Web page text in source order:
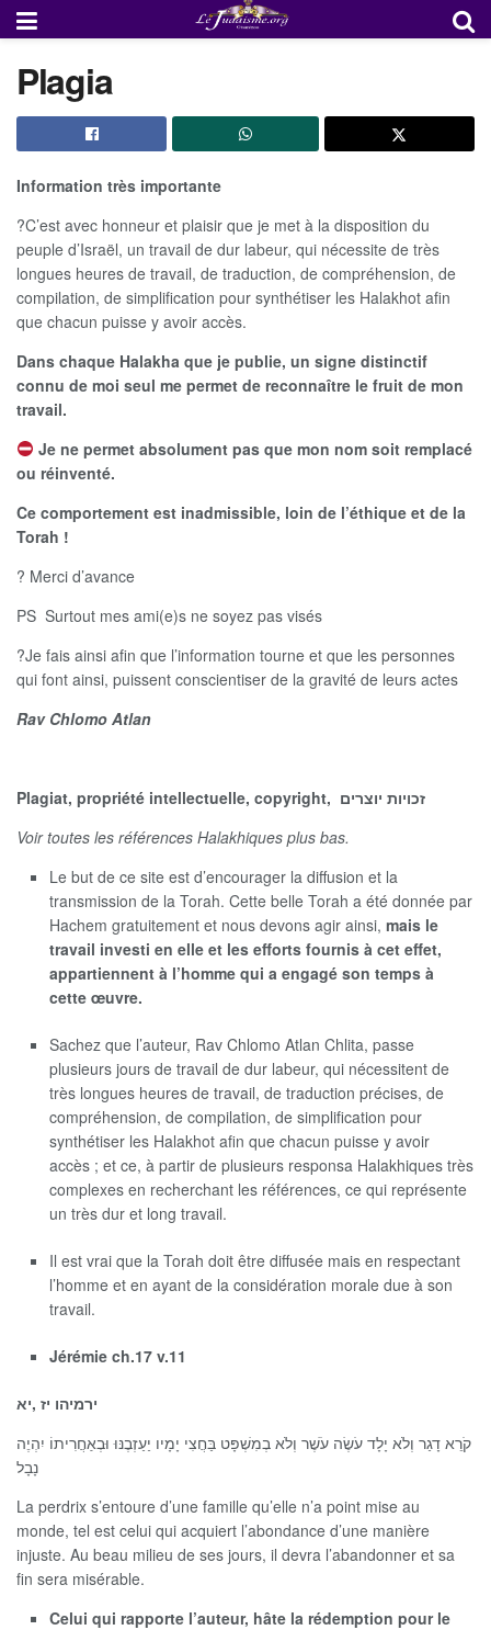
Plagia
Information très importante
?C’est avec honneur et plaisir que je met à la disposition du
peuple d’Israël, un travail de dur labeur, qui nécessite de très
longues heures de travail, de traduction, de compréhension, de
compilation, de simplification pour synthétiser les Halakhot afin
que chacun puisse y avoir accès.
Dans chaque Halakha que je publie, un signe distinctif
connu de moi seul me permet de reconnaître le fruit de mon
travail.
Je ne permet absolument pas que mon nom soit remplacé
ou réinventé.
Ce comportement est inadmissible, loin de l’éthique et de la
Torah !
? Merci d’avance
PS Surtout mes ami(e)s ne soyez pas visés
?Je fais ainsi afin que l’information tourne et que les personnes
qui font ainsi, puissent conscientiser de la gravité de leurs actes
Rav Chlomo Atlan
Plagiat, propriété intellectuelle, copyright, זכויות יוצרים
Voir toutes les références Halakhiques plus bas.
Le but de ce site est d’encourager la diffusion et la
transmission de la Torah. Cette belle Torah a été donnée par
Hachem gratuitement et nous devons agir ainsi, mais le
travail investi en elle et les efforts fournis à cet effet,
appartiennent à l’homme qui a engagé son temps à
cette œuvre.
Sachez que l’auteur, Rav Chlomo Atlan Chlita, passe
plusieurs jours de travail de dur labeur, qui nécessitent de
très longues heures de travail, de traduction précises, de
compréhension, de compilation, de simplification pour
synthétiser les Halakhot afin que chacun puisse y avoir
accès ; et ce, à partir de plusieurs responsa Halakhiques très
complexes en recherchant les références, ce qui représente
un très dur et long travail.
Il est vrai que la Torah doit être diffusée mais en respectant
l’homme et en ayant de la considération morale due à son
travail.
Jérémie ch.17 v.11
ירמיהו יז ,יא
קֹרֵא דָגַר וְלֹא יָלָד עֹשֶׂה עֹשֶׁר וְלֹא בְמִשְׁפָּט בַּחֲצִי יָמָיו יַעַזְבֶנּוּ וּבְאַחֲרִיתוֹ יִהְיֶה
נָבָל
La perdrix s’entoure d’une famille qu’elle n’a point mise au
monde, tel est celui qui acquiert l’abondance d’une manière
injuste. Au beau milieu de ses jours, il devra l’abandonner et sa
fin sera misérable.
Celui qui rapporte l’auteur, hâte la rédemption pour le